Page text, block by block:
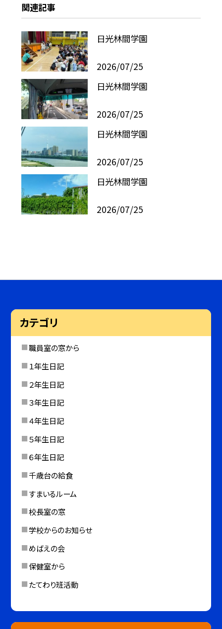
関連記事
日光林間学園
2026/07/25
日光林間学園
2026/07/25
日光林間学園
2026/07/25
日光林間学園
2026/07/25
カテゴリ
職員室の窓から
１年生日記
２年生日記
３年生日記
４年生日記
５年生日記
６年生日記
千歳台の給食
すまいるルーム
校長室の窓
学校からのお知らせ
めばえの会
保健室から
たてわり班活動